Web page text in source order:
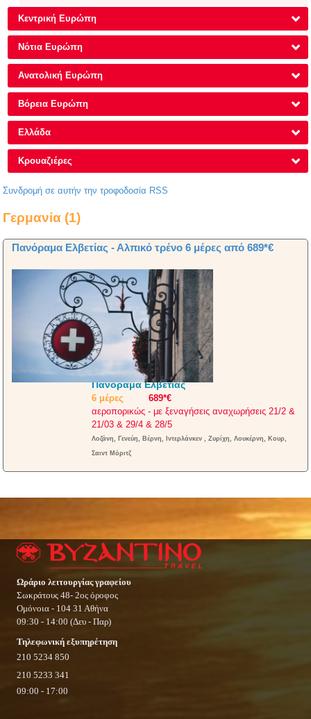
Κεντρική Ευρώπη
Νότια Ευρώπη
Ανατολική Ευρώπη
Βόρεια Ευρώπη
Ελλάδα
Κρουαζιέρες
Συνδρομή σε αυτήν την τροφοδοσία RSS
Γερμανία (1)
Πανόραμα Ελβετίας - Αλπικό τρένο 6 μέρες από 689*€
Πανόραμα Ελβετίας
6 μέρες
689*€
αεροπορικώς - με ξεναγήσεις αναχωρήσεις 21/2 &
21/03 & 29/4 & 28/5
Λοζάνη, Γενεύη, Βέρνη, Ιντερλάνκεν , Ζυρίχη, Λουκέρνη, Κουρ,
Σαιντ Μόριτζ
Ωράριο λειτουργίας γραφείου
Σωκράτους 48- 2ος όροφος
Ομόνοια - 104 31 Αθήνα
09:30 - 14:00 (Δευ - Παρ)
Τηλεφωνική εξυπηρέτηση
210 5234 850
210 5233 341
09:00 - 17:00